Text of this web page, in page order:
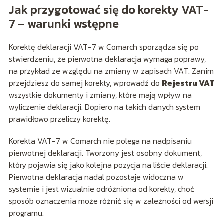
Jak przygotować się do korekty VAT-
7 – warunki wstępne
Korektę deklaracji VAT-7 w Comarch sporządza się po
stwierdzeniu, że pierwotna deklaracja wymaga poprawy,
na przykład ze względu na zmiany w zapisach VAT. Zanim
przejdziesz do samej korekty, wprowadź do Rejestru VAT
wszystkie dokumenty i zmiany, które mają wpływ na
wyliczenie deklaracji. Dopiero na takich danych system
prawidłowo przeliczy korektę.
Korekta VAT-7 w Comarch nie polega na nadpisaniu
pierwotnej deklaracji. Tworzony jest osobny dokument,
który pojawia się jako kolejna pozycja na liście deklaracji.
Pierwotna deklaracja nadal pozostaje widoczna w
systemie i jest wizualnie odróżniona od korekty, choć
sposób oznaczenia może różnić się w zależności od wersji
programu.